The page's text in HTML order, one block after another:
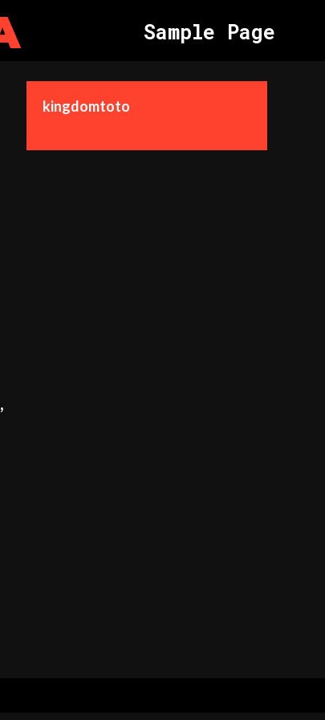
Sample Page
kingdomtoto